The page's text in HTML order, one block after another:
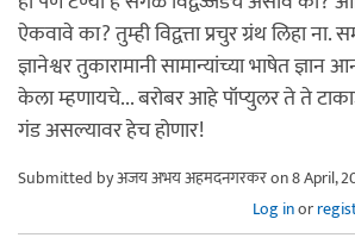
ऐकवावे का? तुम्ही विद्वत्ता प्रचुर ग्रंथ लिहा
ज्ञानेश्वर तुकारामानी सामान्यांच्या भाषेत
केला म्हणायचे... बरोबर आहे पॉप्युलर ते ते
गंड असल्यावर हेच होणार!
Submitted byअजय अभय अहमदनगरकरon 8 April,
Log inor